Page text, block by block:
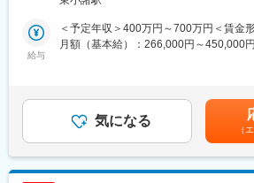
■扱うサービス
国や地方自治体発注の公共インフラ工事
◇その他、ICT人材育成推進企業、ICT活
認定されています！
◇"高品質のものを作ってこそ価値があ
フットスイッチです。
製品例）歯周ポケット測定器、パイオキ
素イオン導入器）歯科技工用溶接ろう付
※かなりニッチな製品のため使用用途が
■特徴・魅力：会社の業績が良く、新規
め、今回のポジションの方には活躍の場
た、教育にも力を入れておりますので、
給与
＜予定年収＞400万円～700万円＜賃金
月額（基本給）：266,000円～450,000
年収例：580万円（主任、28歳、経験5
長、35歳、経験10年、妻子2人）賃金は
あり、選考を通じて上下する可能性が
手当を含めた表記です。
気になる
（